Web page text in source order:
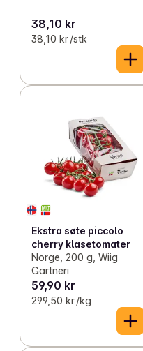
38,10 kr
38,10 kr /stk
Ekstra søte piccolo
cherry klasetomater
Norge, 200 g, Wiig
Gartneri
59,90 kr
299,50 kr /kg